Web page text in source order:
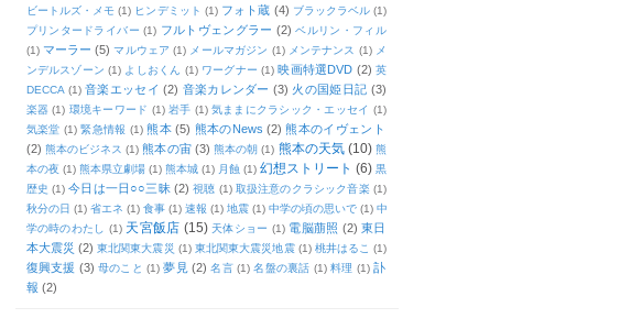
ビートルズ・メモ (1) ヒンデミット (1) フォト蔵 (4) ブラックラベル (1)
プリンタードライバー (1) フルトヴェングラー (2) ベルリン・フィル
(1) マーラー (5) マルウェア (1) メールマガジン (1) メンテナンス (1) メ
ンデルスゾーン (1) よしおくん (1) ワーグナー (1) 映画特選DVD (2) 英
DECCA (1) 音楽エッセイ (2) 音楽カレンダー (3) 火の国姫日記 (3)
楽器 (1) 環境キーワード (1) 岩手 (1) 気ままにクラシック・エッセイ (1)
気楽堂 (1) 緊急情報 (1) 熊本 (5) 熊本のNews (2) 熊本のイヴェント
(2) 熊本のビジネス (1) 熊本の宙 (3) 熊本の朝 (1) 熊本の天気 (10) 熊
本の夜 (1) 熊本県立劇場 (1) 熊本城 (1) 月蝕 (1) 幻想ストリート (6) 黒
歴史 (1) 今日は一日○○三昧 (2) 視聴 (1) 取扱注意のクラシック音楽 (1)
秋分の日 (1) 省エネ (1) 食事 (1) 速報 (1) 地震 (1) 中学の頃の思いで (1) 中
学の時のわたし
(1) 天宮飯店 (15) 天体ショー (1) 電脳萠照 (2) 東日
本大震災 (2) 東北関東大震災 (1) 東北関東大震災地震 (1) 桃井はるこ (1)
復興支援 (3) 母のこと (1) 夢見 (2) 名言 (1) 名盤の裏話 (1) 料理 (1) 訃
報 (2)